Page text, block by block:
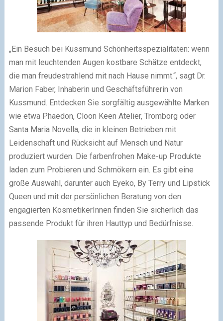
„Ein Besuch bei Kussmund Schönheitsspezialitäten: wenn
man mit leuchtenden Augen kostbare Schätze entdeckt,
die man freudestrahlend mit nach Hause nimmt.“, sagt Dr.
Marion Faber, Inhaberin und Geschäftsführerin von
Kussmund. Entdecken Sie sorgfältig ausgewählte Marken
wie etwa Phaedon, Cloon Keen Atelier, Tromborg oder
Santa Maria Novella, die in kleinen Betrieben mit
Leidenschaft und Rücksicht auf Mensch und Natur
produziert wurden. Die farbenfrohen Make-up Produkte
laden zum Probieren und Schmökern ein. Es gibt eine
große Auswahl, darunter auch Eyeko, By Terry und Lipstick
Queen und mit der persönlichen Beratung von den
engagierten KosmetikerInnen finden Sie sicherlich das
passende Produkt für ihren Hauttyp und Bedürfnisse.